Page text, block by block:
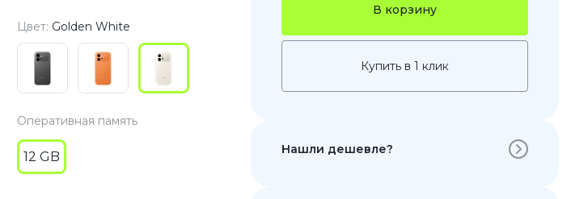
Pixel 8
Pixel 7
Pixel 6
Цвет: Golden White
Оперативная память
12 GB
В корзину
Купить в 1 клик
Нашли дешевле?